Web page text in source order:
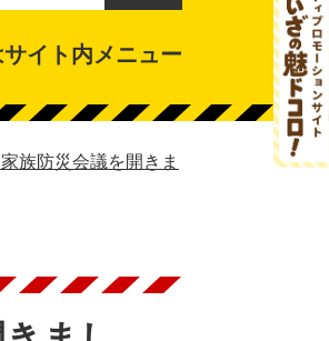
サイト内メニュー
族防災会議を開きま